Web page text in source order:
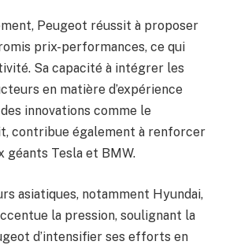
Peugeot réussit à proposer
prix-performances, ce qui
Sa capacité à intégrer les
en matière d’expérience
innovations comme le
contribue également à renforcer
géants Tesla et BMW.
asiatiques, notamment Hyundai,
la pression, soulignant la
d’intensifier ses efforts en